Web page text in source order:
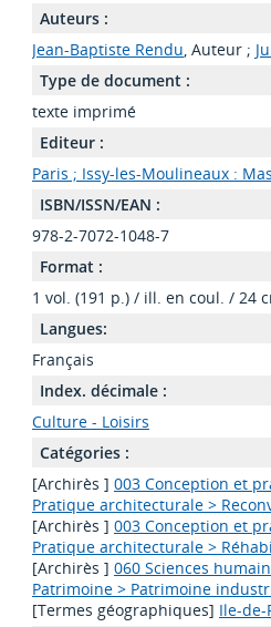
Auteurs :
Jean-Baptiste Rendu, Auteur ;
Type de document :
texte imprimé
Editeur :
Paris ; Issy-les-Moulineaux :
ISBN/ISSN/EAN :
978-2-7072-1048-7
Format :
1 vol. (191 p.) / ill. en coul. / 24
Langues:
Français
Index. décimale :
Culture - Loisirs
Catégories :
[Archirès ] 003 Conception et
Pratique architecturale >
[Archirès ] 003 Conception et
Pratique architecturale >
[Archirès ] 060 Sciences
Patrimoine > Patrimoine
[Termes géographiques] Ile-de-